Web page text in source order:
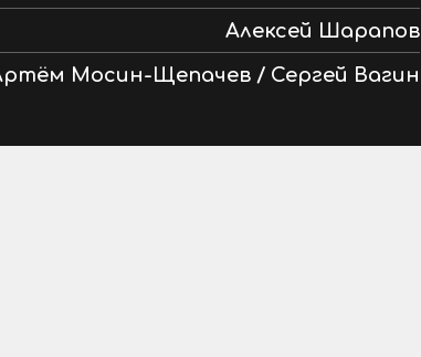
Алексей Шарапов
Мосин-Щепачев / Сергей Вагин